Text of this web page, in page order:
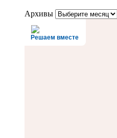
Архивы
Решаем вместе